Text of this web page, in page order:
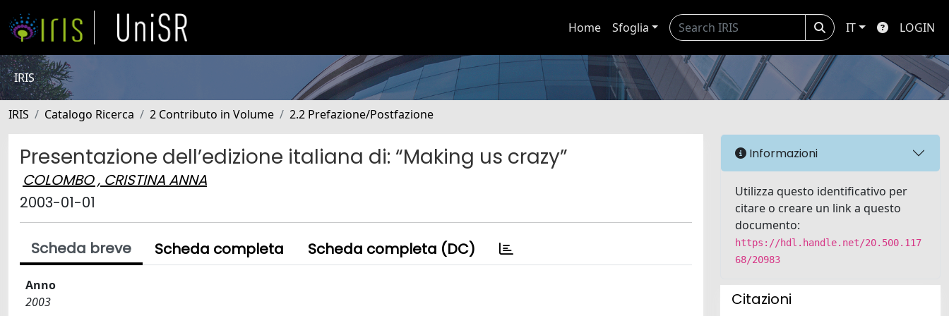
Home Sfoglia IT LOGIN
IRIS
IRIS Catalogo Ricerca 2 Contributo in Volume 2.2 Prefazione/Postfazione
Presentazione dell’edizione italiana di: “Making us crazy”
COLOMBO , CRISTINA ANNA
2003-01-01
Scheda breve Scheda completa Scheda completa (DC)
Anno
2003
Informazioni
Utilizza questo identificativo per
citare o creare un link a questo
documento:
https://hdl.handle.net/20.500.117
68/20983
Citazioni